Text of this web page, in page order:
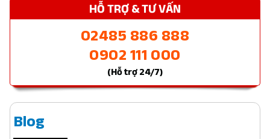
HỖ TRỢ & TƯ VẤN
02485 886 888
0902 111 000
(Hỗ trợ 24/7)
Blog